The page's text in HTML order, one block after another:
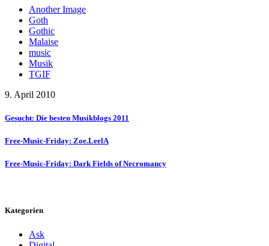
Another Image
Goth
Gothic
Malaise
music
Musik
TGIF
9. April 2010
Gesucht: Die besten Musikblogs 2011
Free-Music-Friday: Zoe.LeelA
Free-Music-Friday: Dark Fields of Necromancy
Kategorien
Ask